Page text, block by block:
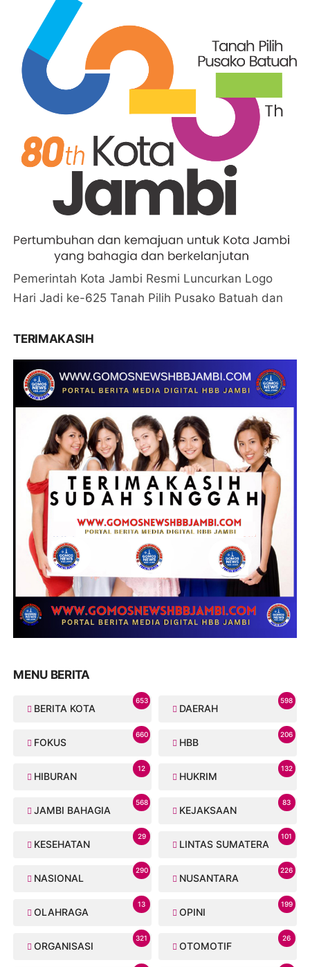
Pemerintah Kota Jambi Resmi Luncurkan Logo
Hari Jadi ke-625 Tanah Pilih Pusako Batuah dan
TERIMAKASIH
MENU BERITA
BERITA KOTA
653
DAERAH
598
FOKUS
660
HBB
206
HIBURAN
12
HUKRIM
132
JAMBI BAHAGIA
568
KEJAKSAAN
83
KESEHATAN
29
LINTAS SUMATERA
101
NASIONAL
290
NUSANTARA
226
OLAHRAGA
13
OPINI
199
ORGANISASI
321
OTOMOTIF
26